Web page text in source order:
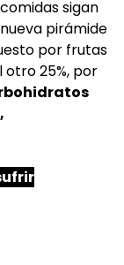
sigan
pirámide
por frutas
otro 25%, por